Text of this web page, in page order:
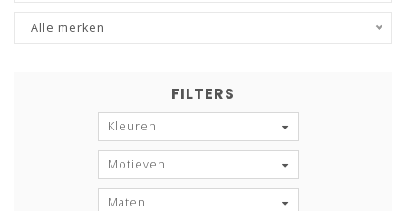
Alle merken
FILTERS
Kleuren
Motieven
Maten